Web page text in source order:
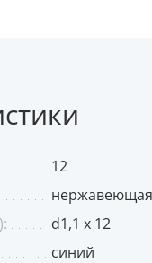
12
нержавеющая
d1,1 х 12
синий